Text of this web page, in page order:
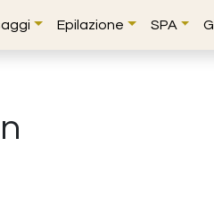
Epilazione SPA